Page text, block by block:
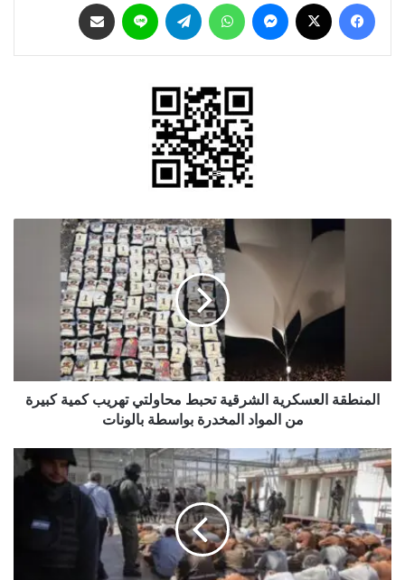
فيسبوك ماسنجر واتساب تيلقرام لاين
من
المواد
بالونات
المنطقة العسكرية الشرقية تحبط محاولتي تهريب كمية كبيرة
من المواد المخدرة بواسطة بالونات
نادي
الأسير:
الاحتلال
يحوّل
التعذيب
بحق
الأسرى